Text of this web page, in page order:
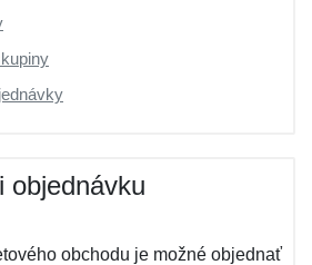
objednávku
obchodu je možné objednať